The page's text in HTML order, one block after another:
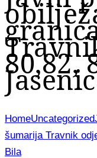
80,82,
HomeUncategorized
šumarija Travnik
Bila